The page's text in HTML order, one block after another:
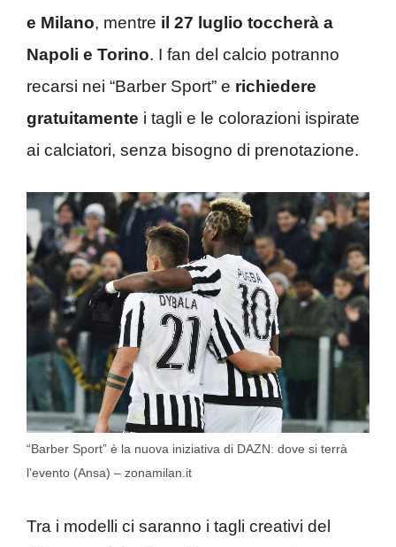
e Milano, mentre il 27 luglio toccherà a
Napoli e Torino. I fan del calcio potranno
recarsi nei “Barber Sport” e richiedere
gratuitamente i tagli e le colorazioni ispirate
ai calciatori, senza bisogno di prenotazione.
“Barber Sport” è la nuova iniziativa di DAZN: dove si terrà
l’evento (Ansa) – zonamilan.it
Tra i modelli ci saranno i tagli creativi del